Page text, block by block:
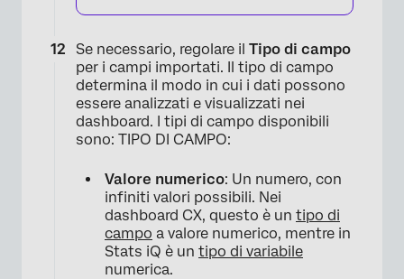
×
Se necessario, regolare il Tipo di campo
per i campi importati. Il tipo di campo
determina il modo in cui i dati possono
essere analizzati e visualizzati nei
dashboard. I tipi di campo disponibili
sono: TIPO DI CAMPO:
Valore numerico: Un numero, con
infiniti valori possibili. Nei
dashboard CX, questo è un tipo di
campo a valore numerico, mentre in
Stats iQ è un tipo di variabile
numerica.